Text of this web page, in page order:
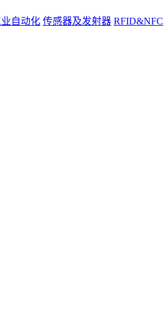
业自动化 传感器及发射器 RFID&NFC